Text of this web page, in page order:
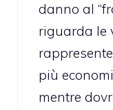
danno al
riguarda le
più
mentre